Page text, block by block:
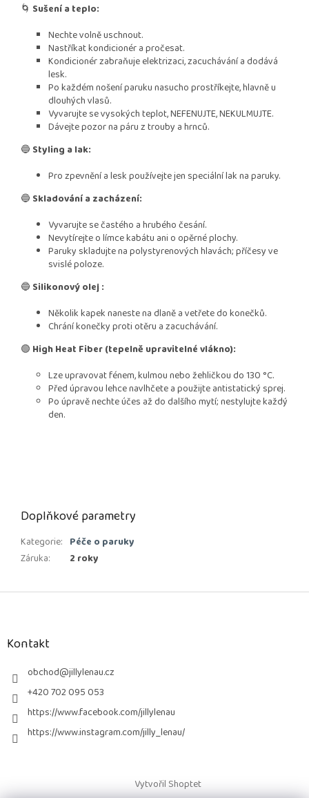
🌀 Sušení a teplo:
Nechte volně uschnout.
Nastříkat kondicionér a pročesat.
Kondicionér zabraňuje elektrizaci, zacuchávání a dodává
lesk.
Po každém nošení paruku nasucho prostříkejte, hlavně u
dlouhých vlasů.
Vyvarujte se vysokých teplot, NEFENUJTE, NEKULMUJTE.
Dávejte pozor na páru z trouby a hrnců.
🔵 Styling a lak:
Pro zpevnění a lesk používejte jen speciální lak na paruky.
🔵 Skladování a zacházení:
Vyvarujte se častého a hrubého česání.
Nevytírejte o límce kabátu ani o opěrné plochy.
Paruky skladujte na polystyrenových hlavách; příčesy ve
svislé poloze.
🔵 Silikonový olej :
Několik kapek naneste na dlaně a vetřete do konečků.
Chrání konečky proti otěru a zacuchávání.
🟢 High Heat Fiber (tepelně upravitelné vlákno):
Lze upravovat fénem, kulmou nebo žehličkou do 130 °C.
Před úpravou lehce navlhčete a použijte antistatický sprej.
Po úpravě nechte účes až do dalšího mytí; nestylujte každý
den.
Doplňkové parametry
Kategorie: Péče o paruky
Záruka: 2 roky
Z
Kontakt
obchod@jillylenau.cz
+420 702 095 053
https://www.facebook.com/jillylenau
https://www.instagram.com/jilly_lenau/
Vytvořil Shoptet